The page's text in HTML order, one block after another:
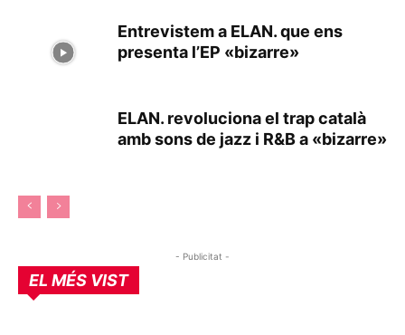
Entrevistem a ELAN. que ens
presenta l’EP «bizarre»
ELAN. revoluciona el trap català
amb sons de jazz i R&B a «bizarre»
- Publicitat -
EL MÉS VIST